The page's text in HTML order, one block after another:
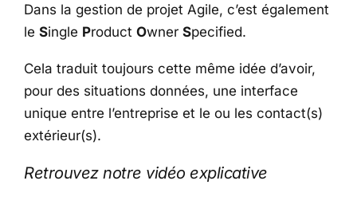
Dans la gestion de projet Agile, c’est également
le Single Product Owner Specified.
Cela traduit toujours cette même idée d’avoir,
pour des situations données, une interface
unique entre l’entreprise et le ou les contact(s)
extérieur(s).
Retrouvez notre vidéo explicative